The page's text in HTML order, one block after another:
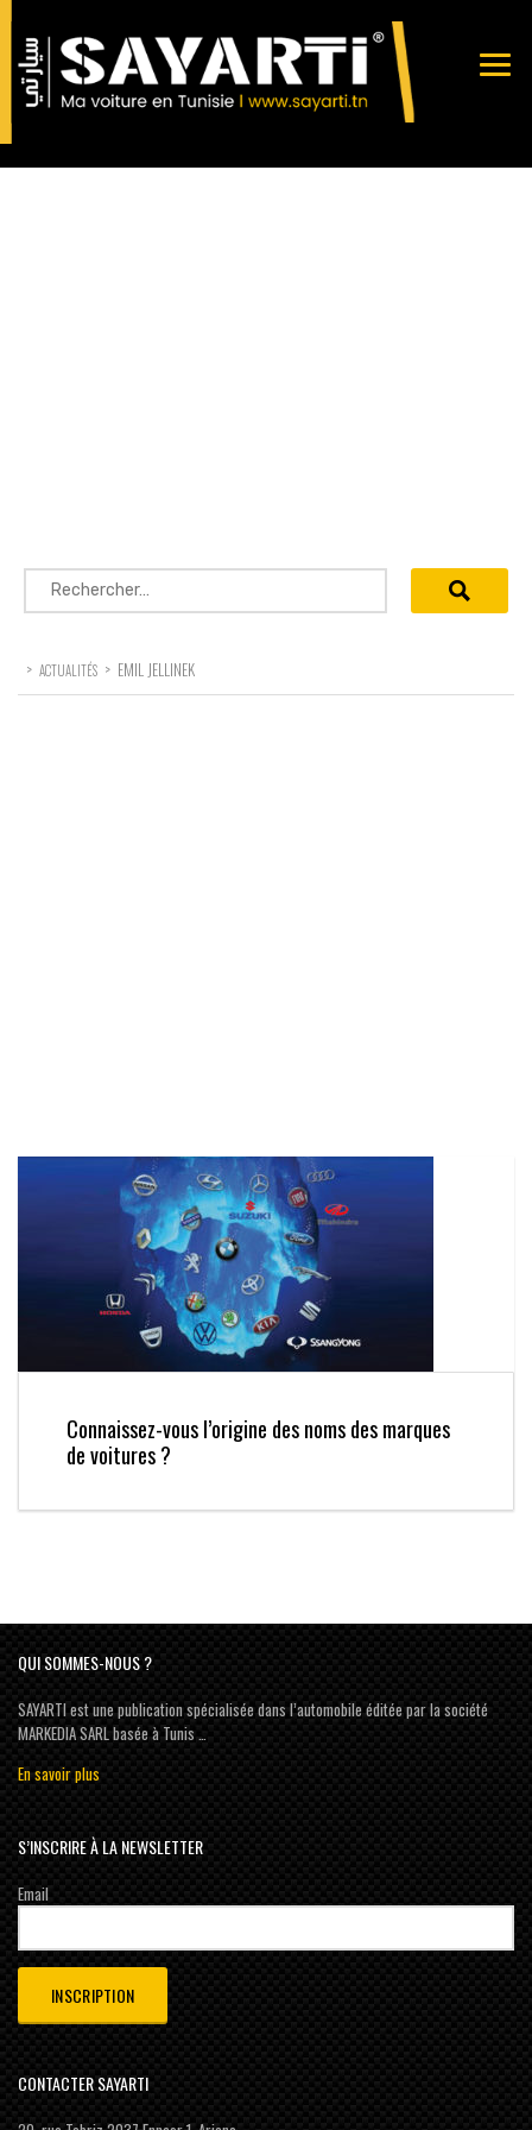
Rechercher :
> ACTUALITÉS > EMIL JELLINEK
Connaissez-vous l’origine des noms des marques
de voitures ?
QUI SOMMES-NOUS ?
SAYARTI est une publication spécialisée dans l’automobile éditée par la société
MARKEDIA SARL basée à Tunis …
En savoir plus
S’INSCRIRE À LA NEWSLETTER
Email
CONTACTER SAYARTI